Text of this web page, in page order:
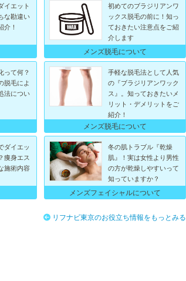
イエット
な勘違い
介！
初めてのブラジリアンワ
ックス脱毛の前に！知っ
ておきたい注意点をご紹
介します
メンズ脱毛について
って何？
脱毛によ
法につい
手軽な脱毛法として人気
の『ブラジリアンワック
ス』。知っておきたいメ
リット・デメリットをご
紹介！
メンズ脱毛について
ダイエッ
痩身エス
施術内容
冬の肌トラブル『乾燥
肌』！実は女性より男性
の方が乾燥しやすいって
知っていますか？
メンズフェイシャルについて
リフナビ東京のお役立ち情報をもっとみる